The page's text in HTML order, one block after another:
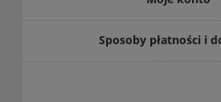
Sposoby płatności i